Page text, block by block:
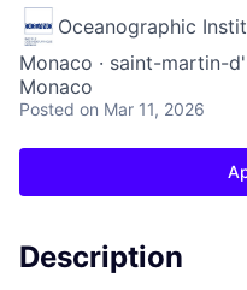
Oceanographic
Monaco · saint-martin-
Monaco
Posted on Mar 11, 2026
Description